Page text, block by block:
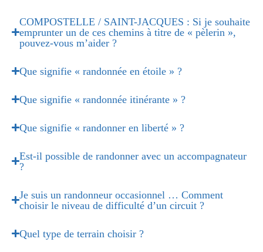
COMPOSTELLE / SAINT-JACQUES : Si je souhaite
emprunter un de ces chemins à titre de « pèlerin »,
pouvez-vous m’aider ?
Que signifie « randonnée en étoile » ?
Que signifie « randonnée itinérante » ?
Que signifie « randonner en liberté » ?
Est-il possible de randonner avec un accompagnateur
?
Je suis un randonneur occasionnel … Comment
choisir le niveau de difficulté d’un circuit ?
Quel type de terrain choisir ?